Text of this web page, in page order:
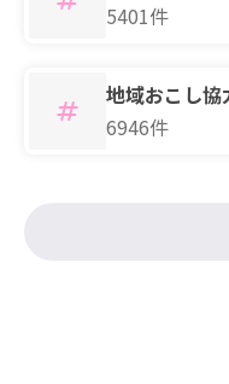
5401件
地域おこし協
6946件